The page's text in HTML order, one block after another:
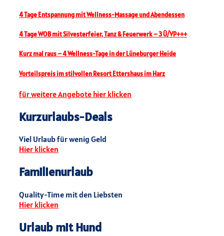
4 Tage Entspannung mit Wellness-Massage und Abendessen
4 Tage WOB mit Silvesterfeier, Tanz & Feuerwerk – 3 Ü/VP+++
Kurz mal raus – 4 Wellness-Tage in der Lüneburger Heide
Vorteilspreis im stilvollen Resort Ettershaus im Harz
für weitere Angebote hier klicken
Kurzurlaubs-Deals
Viel Urlaub für wenig Geld
Hier klicken
Familienurlaub
Quality-Time mit den Liebsten
Hier klicken
Urlaub mit Hund